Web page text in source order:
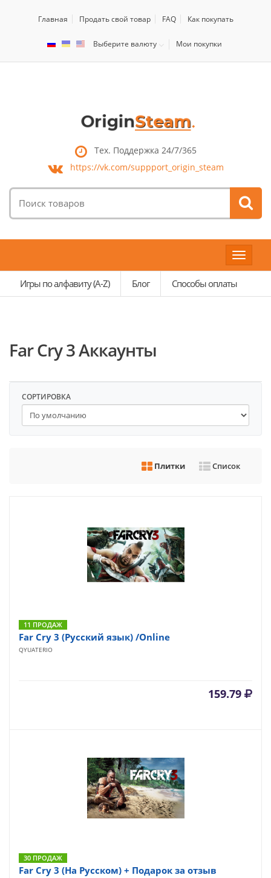
Главная Продать свой товар FAQ Как покупать
Выберите валюту Мои покупки
Тех. Поддержка 24/7/365
https://vk.com/suppport_origin_steam
товаров:
Toggle
Игры по алфавиту (A-Z)
Блог Способы оплаты
Far Cry 3 Аккаунты
СОРТИРОВКА
Плитки Список
11 ПРОДАЖ
Far Cry 3 (Русский язык) /Online
QYUATERIO
159.79
30 ПРОДАЖ
Far Cry 3 (На Русском) + Подарок за отзыв